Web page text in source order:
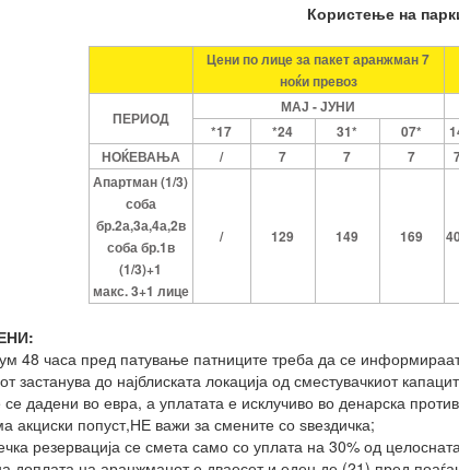
Користење на
Цени по лице за пакет аранжман 7
ноќи превоз
ПЕРИОД
МАЈ - ЈУНИ
*17
*24 31* 07*
НОЌЕВАЊА
/ 7 7 7
Апартман (1/3)
соба
бр.2а,3а,4а,2в
соба бр.1в
(1/3)+1
макс. 3+1 лице
/ 129 149 169
48 часа пред патување патниците треба да се
застанува до најблиската локација од сместувачкиот
дадени во евра, а уплатата е исклучиво во денарска
акциски попуст,НЕ важи за смените со ѕвездичка;
резервација се смета само со уплата на 30% од